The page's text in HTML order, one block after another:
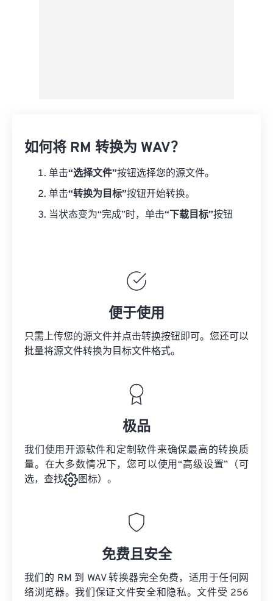
如何将 RM 转换为 WAV？
单击“选择文件”按钮选择您的源文件。
单击“转换为目标”按钮开始转换。
当状态变为“完成”时，单击“下载目标”按钮
便于使用
只需上传您的源文件并点击转换按钮即可。您还可以
批量将源文件转换为目标文件格式。
极品
我们使用开源软件和定制软件来确保最高的转换质
量。在大多数情况下，您可以使用“高级设置”（可
选，查找
图标）。
免费且安全
我们的 RM 到 WAV 转换器完全免费，适用于任何网
络浏览器。我们保证文件安全和隐私。文件受 256